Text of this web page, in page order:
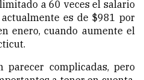
a 60 veces el salario
es de $981 por
enero, cuando aumente el
parecer complicadas, pero